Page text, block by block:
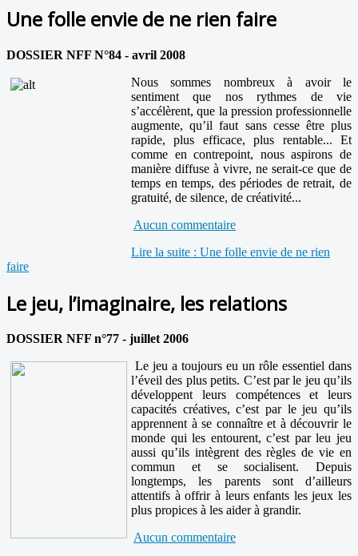
Une folle envie de ne rien faire
DOSSIER NFF N°84 - avril 2008
Nous sommes nombreux à avoir le
sentiment que nos rythmes de vie
s’accélèrent, que la pression professionnelle
augmente, qu’il faut sans cesse être plus
rapide, plus efficace, plus rentable... Et
comme en contrepoint, nous aspirons de
manière diffuse à vivre, ne serait-ce que de
temps en temps, des périodes de retrait, de
gratuité, de silence, de créativité...
Aucun commentaire
Lire la suite : Une folle envie de ne rien
faire
Le jeu, l’imaginaire, les relations
DOSSIER NFF n°77 - juillet 2006
Le jeu a toujours eu un rôle essentiel dans
l’éveil des plus petits. C’est par le jeu qu’ils
développent leurs compétences et leurs
capacités créatives, c’est par le jeu qu’ils
apprennent à se connaître et à découvrir le
monde qui les entourent, c’est par leu jeu
aussi qu’ils intègrent des règles de vie en
commun et se socialisent. Depuis
longtemps, les parents sont d’ailleurs
attentifs à offrir à leurs enfants les jeux les
plus propices à les aider à grandir.
Aucun commentaire